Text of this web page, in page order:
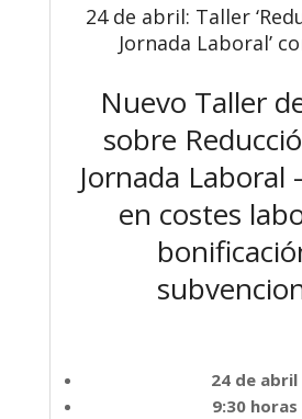
24 de abril: Taller
Jornada Laboral’
Nuevo Taller
sobre
Jornada
en costes
24 de abril
9:30 horas